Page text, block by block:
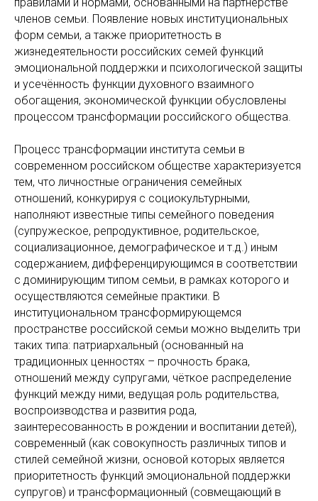
членов семьи. Появление новых институциональных
форм семьи, а также приоритетность в
жизнедеятельности российских семей функций
эмоциональной поддержки и психологической защиты
и усечённость функции духовного взаимного
обогащения, экономической функции обусловлены
процессом трансформации российского общества.
Процесс трансформации института семьи в
современном российском обществе характеризуется
тем, что личностные ограничения семейных
отношений, конкурируя с социокультурными,
наполняют известные типы семейного поведения
(супружеское, репродуктивное, родительское,
социализационное, демографическое и т.д.) иным
содержанием, дифференцирующимся в соответствии
с доминирующим типом семьи, в рамках которого и
осуществляются семейные практики. В
институциональном трансформирующемся
пространстве российской семьи можно выделить три
таких типа: патриархальный (основанный на
традиционных ценностях – прочность брака,
отношений между супругами, чёткое распределение
функций между ними, ведущая роль родительства,
воспроизводства и развития рода,
заинтересованность в рождении и воспитании детей),
современный (как совокупность различных типов и
стилей семейной жизни, основой которых является
приоритетность функций эмоциональной поддержки
супругов) и трансформационный (совмещающий в